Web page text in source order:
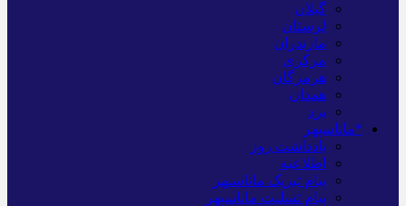
گیلان
لرستان
مازندران
مرکزی
هرمزگان
همدان
یزد
*ماناسپهر
یادداشت روز
اطلاعیه
پیام تبریک ماناسپهر
پیام تسلیت ماناسپهر